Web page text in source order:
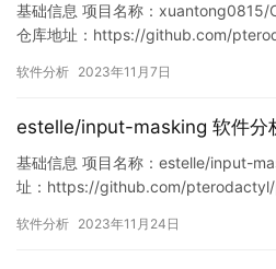
基础信息 项目名称：xuantong0815/
仓库地址：https://github.com/
60352/1721583194700603392 此
软件分析 2023年11月7日
estelle/input-masking 软件分
基础信息 项目名称：estelle/input-
址：https://github.com/pterodactyl/
2448/1727939692408037376 此报
软件分析 2023年11月24日